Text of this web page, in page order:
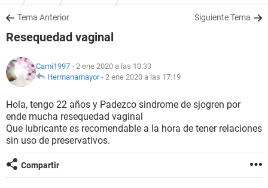
SALUD
FAMILIA
NUTRICIÓN
BIENESTAR
SEXUALIDAD
GLOSARIO
Tema Anterior Siguiente Tema
Resequedad vaginal
Cami1997 - 2 ene 2020 a las 10:33
Hermanamayor- 2 ene 2020 a las 17:19
Hola, tengo 22 años y Padezco sindrome de sjogren por
ende mucha resequedad vaginal
Que lubricante es recomendable a la hora de tener relaciones
sin uso de preservativos.
Compartir